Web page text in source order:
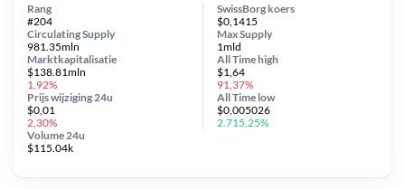
SwissBorg koers
$0,1415
Circulating Supply
981.35mln
Prijs wijziging 24u
$0,01
2,30%
Max Supply
1mld
Marktkapitalisatie
$138.81mln
1,92%
Volume 24u
$115.04k
Rang
#204
All Timehigh
$1,64
91,37%
All Time low
$0,005026
2.715,25%